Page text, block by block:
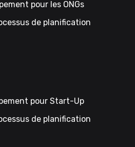
pour les ONGs
de planification
pour Start-Up
de planification